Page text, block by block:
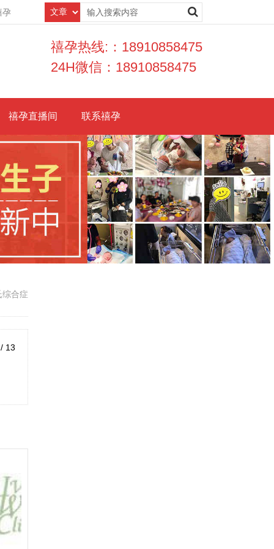
孕
禧孕热线:：18910858475
24H微信：18910858475
禧孕直播间 联系禧孕
综合症
13